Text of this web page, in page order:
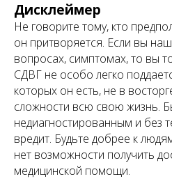
Дисклеймер
Не говорите тому, кто
он притворяется. Если вы
вопросах, симптомах, то вы
СДВГ не особо легко
которых он есть, не в
сложности всю свою жизнь.
недиагностированным и без
вредит. Будьте добрее к
нет возможности получить
медицинской помощи.